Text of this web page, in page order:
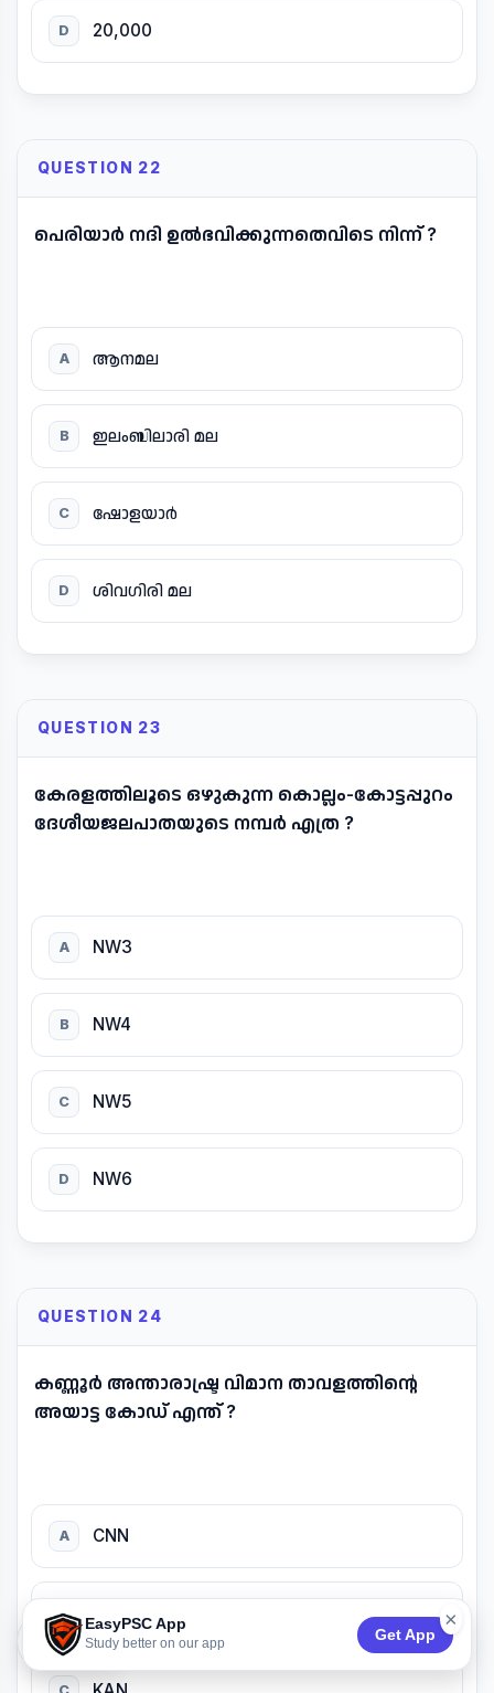
EasyPSC App
Study better on our app
Get App
×
74:52
D 20,000
QUESTION 22
പെരിയാർ നദി ഉൽഭവിക്കുന്നതെവിടെ നിന്ന് ?
A ആനമല
B ഇലംബിലാരി മല
C ഷോളയാർ
D ശിവഗിരി മല
QUESTION 23
കേരളത്തിലൂടെ ഒഴുകുന്ന കൊല്ലം-കോട്ടപ്പുറം
ദേശീയജലപാതയുടെ നമ്പർ എത്ര ?
A NW3
B NW4
C NW5
D NW6
QUESTION 24
കണ്ണൂർ അന്താരാഷ്ട്ര വിമാന താവളത്തിന്റെ
അയാട്ട കോഡ് എന്ത് ?
A CNN
B CAN